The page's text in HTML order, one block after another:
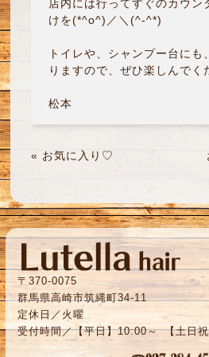
店内には行ってすぐのカウン
けを(*^o^)／＼(^-^*)
トイレや、シャンプー台にも
りますので、ぜひ楽しんでく
松本
« お気に入り♡
〒370-0075
群馬県高崎市筑縄町34-11
定休日／火曜
受付時間／【平日】10:00～ 【土日